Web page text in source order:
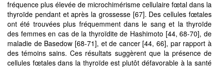
fréquence plus élevée de microchimérisme cellulaire fœtal dans la
thyroïde pendant et après la grossesse [67]. Des cellules fœtales
ont été trouvées plus fréquemment dans le sang et la thyroïde
des femmes en cas de la thyroïdite de Hashimoto [44, 68-70], de
maladie de Basedow [68-71], et de cancer [44, 66], par rapport à
des témoins sains. Ces résultats suggèrent que la présence de
cellules fœtales dans la thyroïde est plutôt défavorable à la santé